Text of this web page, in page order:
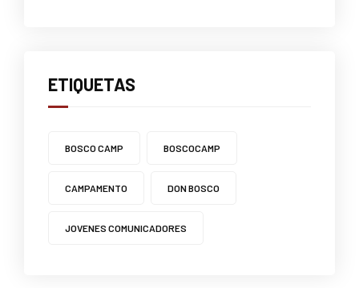
ETIQUETAS
BOSCO CAMP BOSCOCAMP
CAMPAMENTO DON BOSCO
JOVENES COMUNICADORES